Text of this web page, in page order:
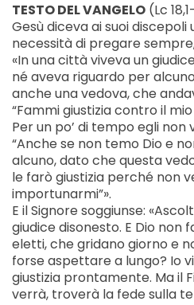
TESTO DEL VANGELO (Lc
Gesù diceva ai suoi
necessità di pregare
«In una città viveva un
né aveva riguardo per
anche una vedova, che
“Fammi giustizia contro il
Per un po’ di tempo egli non
“Anche se non temo Dio e
alcuno, dato che questa
le farò giustizia perché non
importunarmi”».
E il Signore soggiunse:
giudice disonesto. E Dio non
eletti, che gridano giorno e
forse aspettare a lungo? Io
giustizia prontamente. Ma il
verrà, troverà la fede sulla